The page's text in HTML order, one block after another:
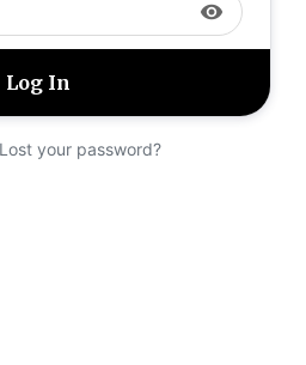
visibility
Lost your password?